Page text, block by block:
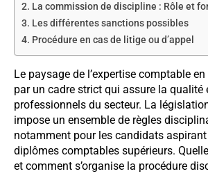
La commission de discipline : Rôle et
Les différentes sanctions possibles
Procédure en cas de litige ou d’appel
Le paysage de l’expertise comptable
par un cadre strict qui assure la qualité
professionnels du secteur. La
impose un ensemble de règles
notamment pour les candidats
diplômes comptables supérieurs.
et comment s’organise la procédure